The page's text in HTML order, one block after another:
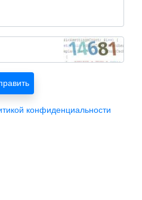
конфиденциальности